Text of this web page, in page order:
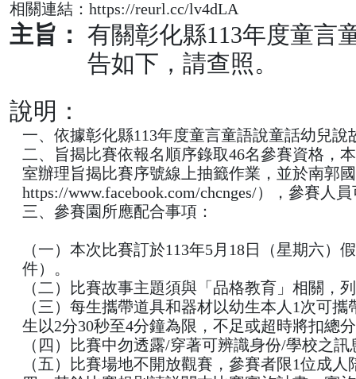
相關連結：https://reurl.cc/lv4dLA
主旨：
有關彰化縣113年度童言
告如下，請查照。
說明：
一、依據彰化縣113年度童言童語說童話幼兒
二、旨揭比賽依報名順序錄取46名參賽資格，
室辦理旨揭比賽序號線上抽籤作業，並於南郭
https://www.facebook.com/chcnges/），參賽人
三、參賽園所應配合事項：
（一）本次比賽訂於113年5月18日（星期六
件）。
（二）比賽故事主題須與「品格教育」相關，
（三）每生攜帶道具和器材以幼生本人1次可
生以2分30秒至4分鐘為限，不足或超時將扣總
（四）比賽中勿透露/穿著可辨識身份/學校之
（五）比賽場地不開放觀賽，參賽者限1位成